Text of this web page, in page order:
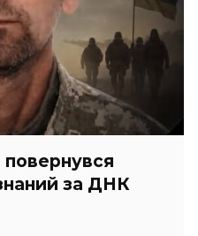
за ДНК